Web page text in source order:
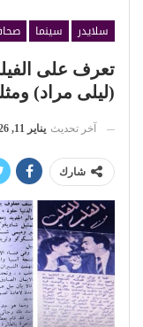
سلايدر سينما
تعرف على
(ليلى مراد)
آخر تحديث يناير 11, 2026
شارك